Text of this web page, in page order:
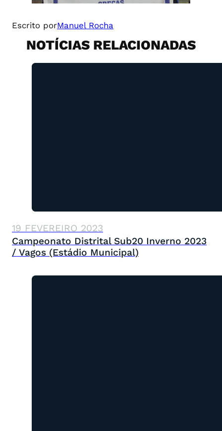
Escrito porManuel Rocha
NOTÍCIAS RELACIONADAS
19 FEVEREIRO 2023
Campeonato Distrital Sub20 Inverno 2023
/ Vagos (Estádio Municipal)